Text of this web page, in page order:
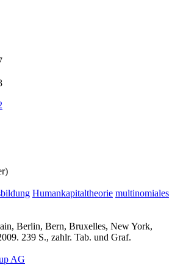
Humankapitaltheorie multinomiales
Berlin, Bern, Bruxelles, New York,
239 S., zahlr. Tab. und Graf.
AG